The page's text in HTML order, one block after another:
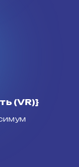
(VR)}